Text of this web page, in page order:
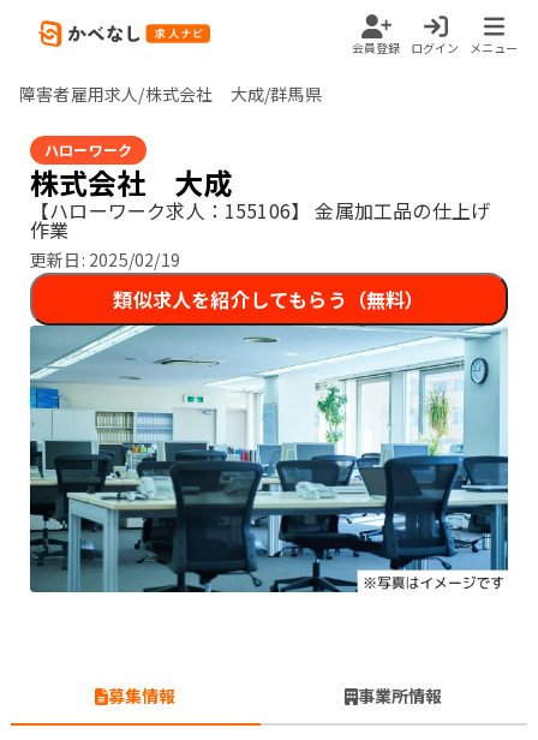
会員登録 ログイン メニュー
障害者雇用求人/株式会社 大成/群馬県
ハローワーク
株式会社 大成
【ハローワーク求人：155106】 金属加工品の仕上げ
作業
更新日: 2025/02/19
類似求人を紹介してもらう（無料）
募集情報 事業所情報